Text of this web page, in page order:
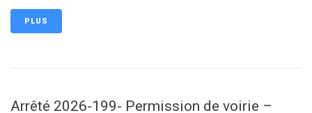
PLUS
Arrêté 2026-199- Permission de voirie –